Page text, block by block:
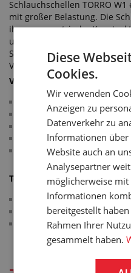
Schlauchschellen TORRO
mit großer Belastung. Die
ihre asymmetrische
und Festigkeit garantiert. Die
Schlauch und gewährleistet
Verbindung.
Verwendung:
Belüftungssysteme
Ölleitungen
Verbindungsleitungen im
Leitungen im Bereich
Schläuche in
Technische Parameter:
Bandbreite: 12 mm
Band und Schellenkopf:
Schraube C7 mit
Diese
Cookies.
Wir verwenden
Anzeigen zu
Datenverkehr zu
Informationen
Website auch an
Analysepartner
möglicherweise mit
Informationen
bereitgestellt
Rahmen Ihrer
gesammelt haben.